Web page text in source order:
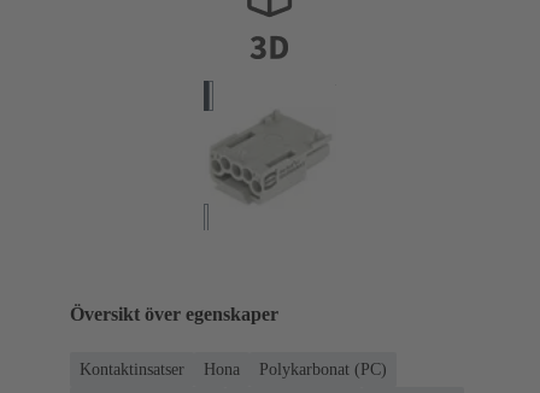
Översikt över egenskaper
Kontaktinsatser Hona
Polykarbonat (PC)